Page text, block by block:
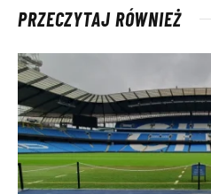
PRZECZYTAJ RÓWNIEŻ